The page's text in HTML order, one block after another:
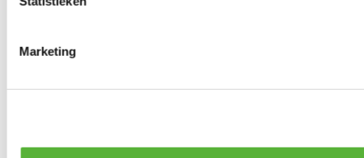
Marketing
0producten beschikbaar
0producten beschikbaar